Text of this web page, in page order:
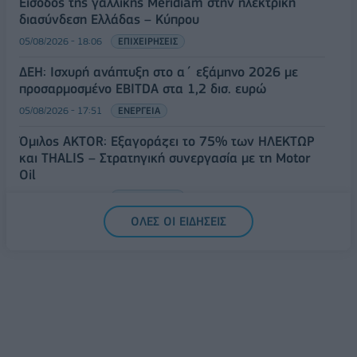
διασύνδεση Ελλάδας – Κύπρου
05/08/2026 - 18:06 ΕΠΙΧΕΙΡΗΣΕΙΣ
ΔΕΗ: Ισχυρή ανάπτυξη στο α΄ εξάμηνο 2026 με
προσαρμοσμένο EBITDA στα 1,2 δισ. ευρώ
05/08/2026 - 17:51 ΕΝΕΡΓΕΙΑ
Όμιλος AKTOR: Εξαγοράζει το 75% των ΗΛΕΚΤΩΡ
και THALIS – Στρατηγική συνεργασία με τη Motor
Oil
ΟΛΕΣ ΟΙ ΕΙΔΗΣΕΙΣ